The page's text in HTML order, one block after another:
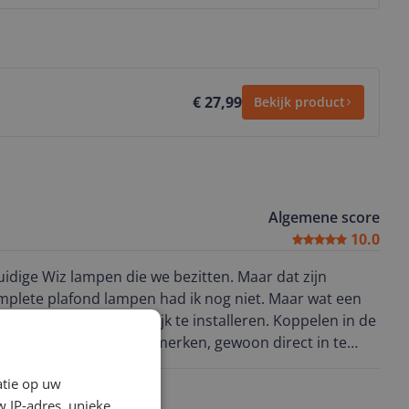
€ 27,99 Bekijk product
Algemene score
10.0
Wiz lampen die we bezitten. Maar dat zijn
lampen had ik nog niet. Maar wat een
en makkelijk te installeren. Koppelen in de
sommige merken, gewoon direct in te
net niet de
op uw
IP-adres, unieke